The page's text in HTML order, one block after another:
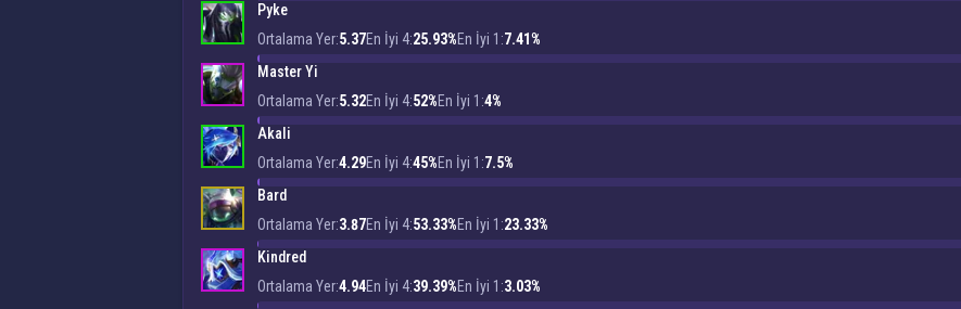
Pyke
Ortalama Yer:5.37En İyi 4:25.93%En İyi 1:7.41%
Master Yi
Ortalama Yer:5.32En İyi 4:52%En İyi 1:4%
Akali
Ortalama Yer:4.29En İyi 4:45%En İyi 1:7.5%
Bard
Ortalama Yer:3.87En İyi 4:53.33%En İyi 1:23.33%
Kindred
Ortalama Yer:4.94En İyi 4:39.39%En İyi 1:3.03%